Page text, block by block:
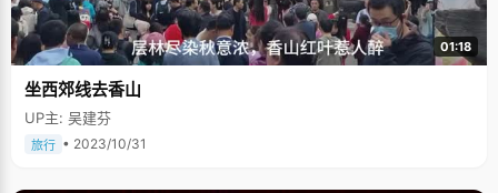
01:18
坐西郊线去香山
UP主: 吴建芬
旅行 • 2023/10/31